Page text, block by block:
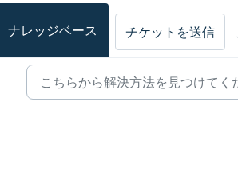
ナレッジベース チケットを送信